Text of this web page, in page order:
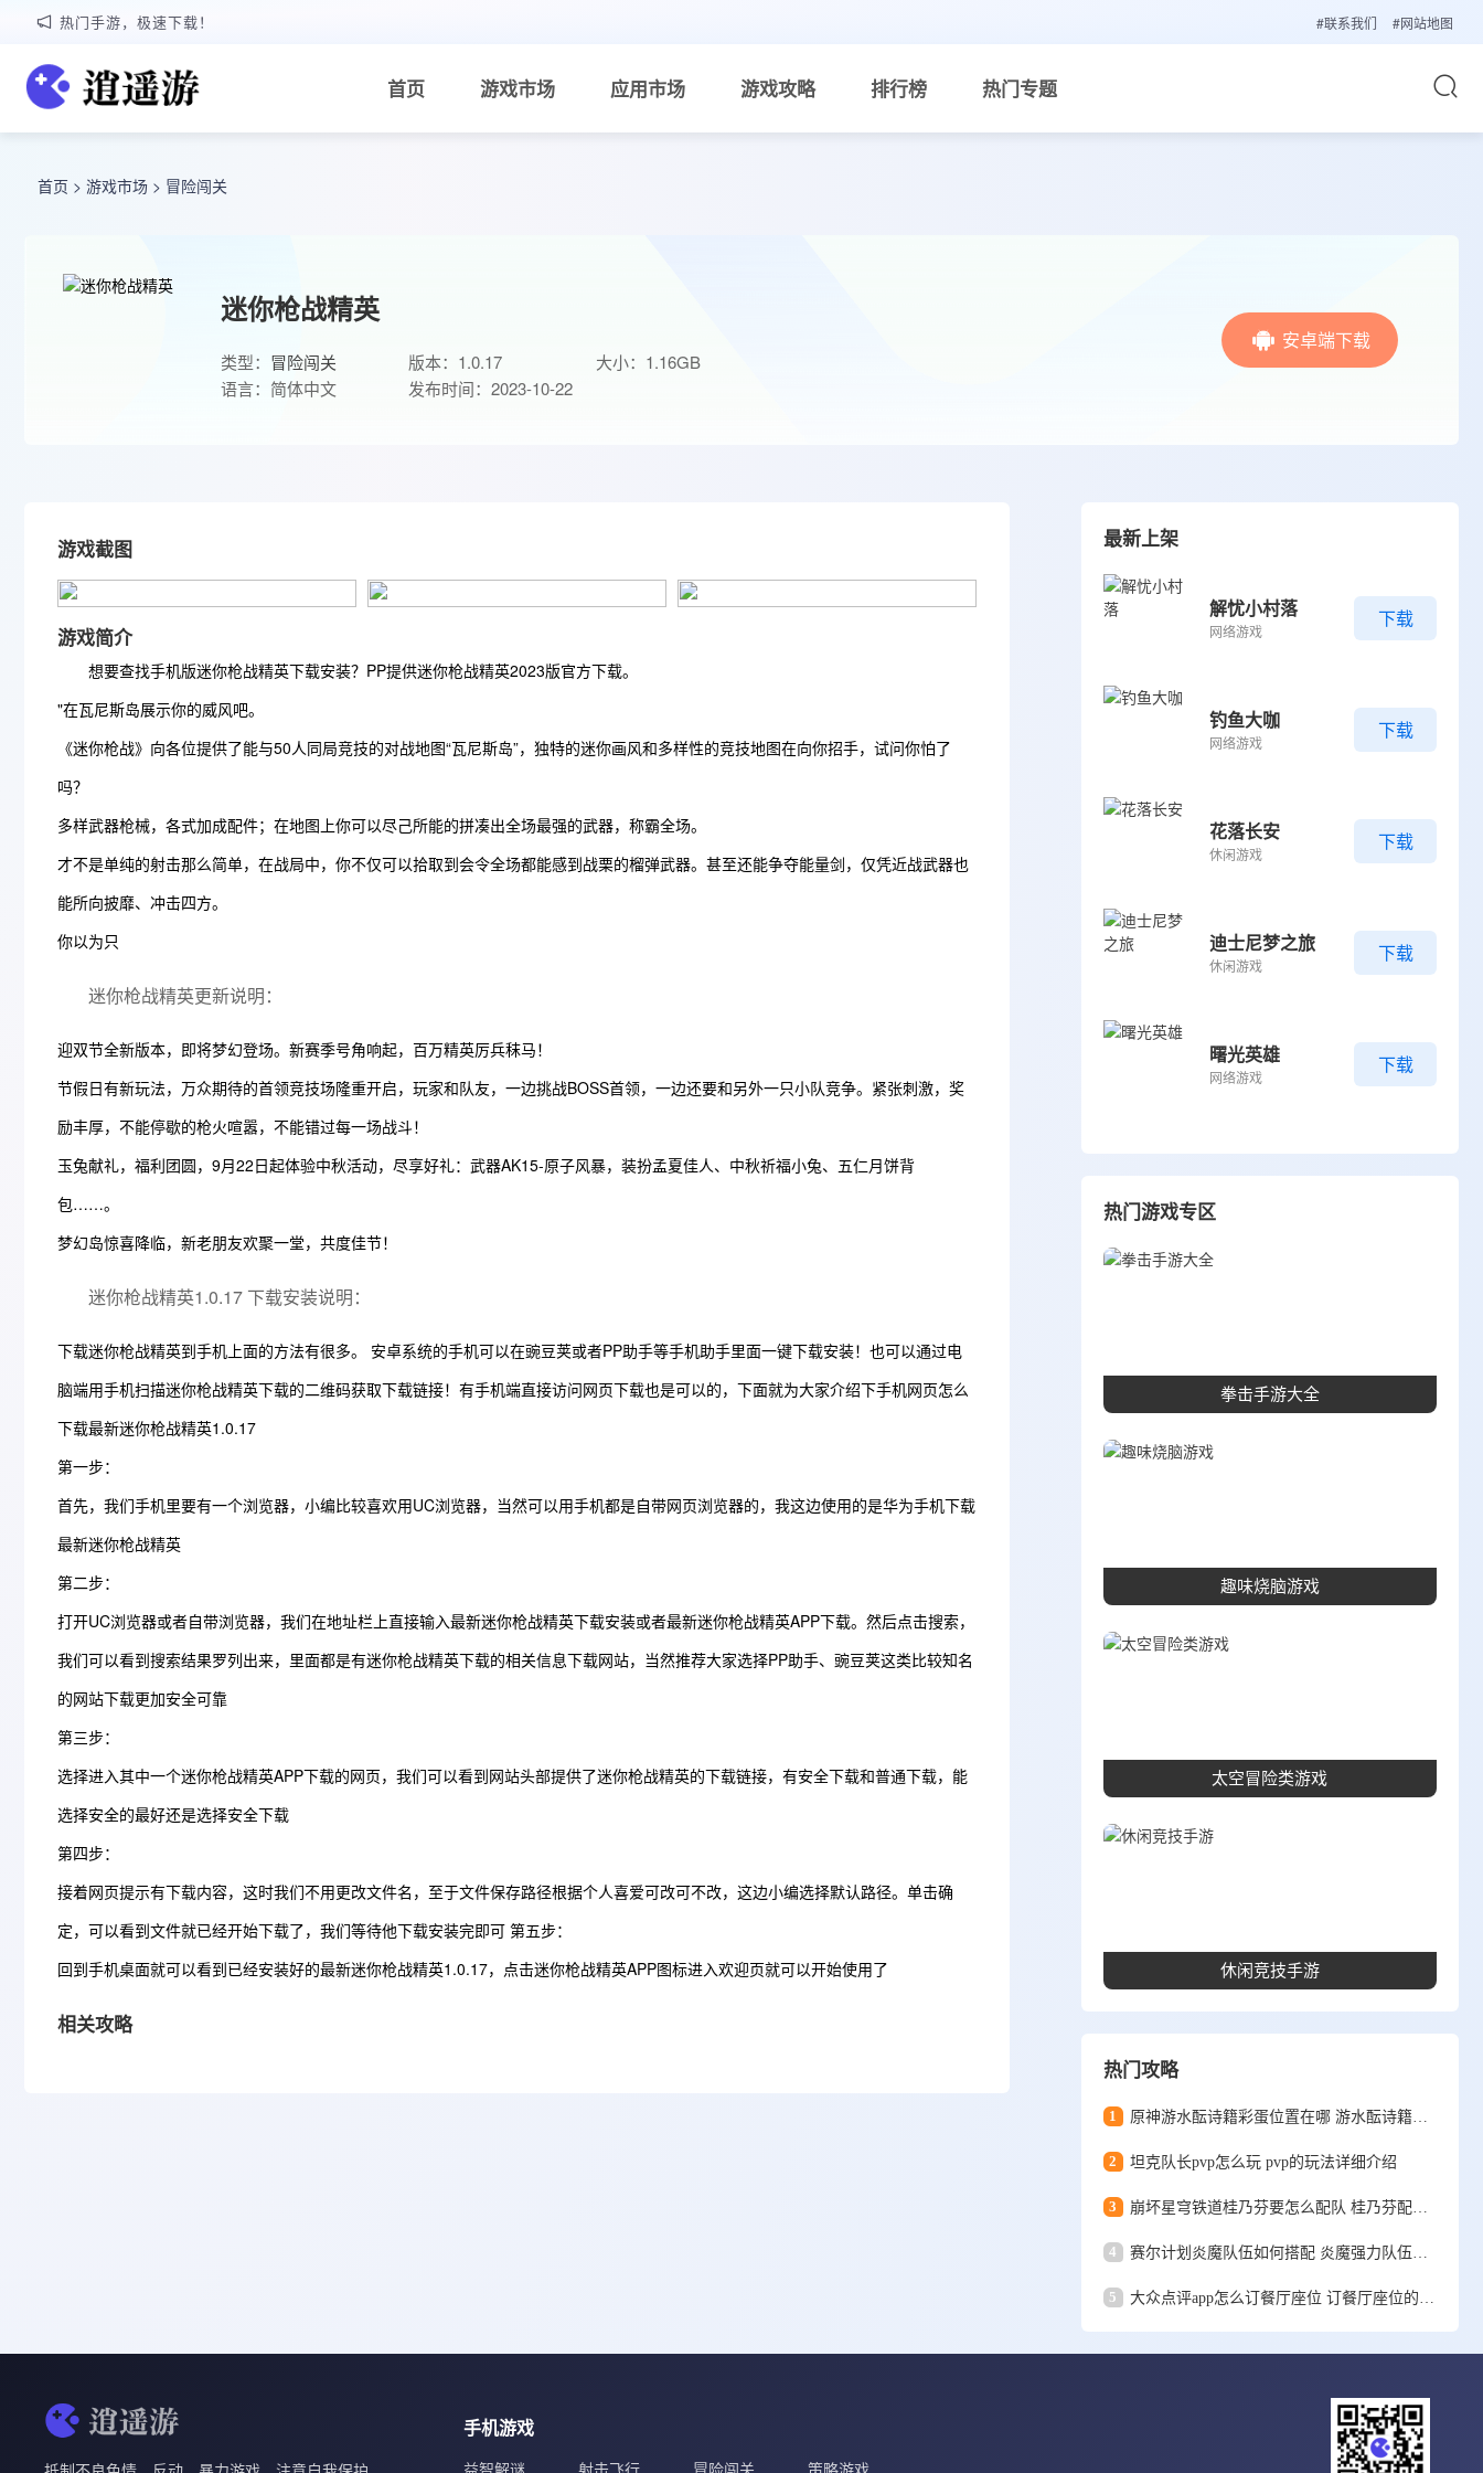
热门手游，极速下载！ #联系我们 #网站地图
首页 游戏市场 应用市场 游戏攻略 排行榜 热门专题
首页 > 游戏市场 > 冒险闯关
迷你枪战精英
类型： 冒险闯关 版本：1.0.17
大小：1.16GB
语言：简体中文
发布时间：2023-10-22
安卓端下载
游戏截图
游戏简介
想要查找手机版迷你枪战精英下载安装？PP提供迷你枪战精英2023版官方下载。
"在瓦尼斯岛展示你的威风吧。
《迷你枪战》向各位提供了能与50人同局竞技的对战地图“瓦尼斯岛”，独特的迷你画风和多样性的竞技地图在向你招手，试问你怕了
吗？
多样武器枪械，各式加成配件；在地图上你可以尽己所能的拼凑出全场最强的武器，称霸全场。
才不是单纯的射击那么简单，在战局中，你不仅可以拾取到会令全场都能感到战栗的榴弹武器。甚至还能争夺能量剑，仅凭近战武器也
能所向披靡、冲击四方。
你以为只
迷你枪战精英更新说明：
迎双节全新版本，即将梦幻登场。新赛季号角响起，百万精英厉兵秣马！
节假日有新玩法，万众期待的首领竞技场隆重开启，玩家和队友，一边挑战BOSS首领，一边还要和另外一只小队竞争。紧张刺激，奖
励丰厚，不能停歇的枪火喧嚣，不能错过每一场战斗！
玉兔献礼，福利团圆，9月22日起体验中秋活动，尽享好礼：武器AK15-原子风暴，装扮孟夏佳人、中秋祈福小兔、五仁月饼背
包……。
梦幻岛惊喜降临，新老朋友欢聚一堂，共度佳节！
迷你枪战精英1.0.17 下载安装说明：
下载迷你枪战精英到手机上面的方法有很多。 安卓系统的手机可以在豌豆荚或者PP助手等手机助手里面一键下载安装！也可以通过电
脑端用手机扫描迷你枪战精英下载的二维码获取下载链接！有手机端直接访问网页下载也是可以的，下面就为大家介绍下手机网页怎么
下载最新迷你枪战精英1.0.17
第一步：
首先，我们手机里要有一个浏览器，小编比较喜欢用UC浏览器，当然可以用手机都是自带网页浏览器的，我这边使用的是华为手机下载
最新迷你枪战精英
第二步：
打开UC浏览器或者自带浏览器，我们在地址栏上直接输入最新迷你枪战精英下载安装或者最新迷你枪战精英APP下载。然后点击搜索，
我们可以看到搜索结果罗列出来，里面都是有迷你枪战精英下载的相关信息下载网站，当然推荐大家选择PP助手、豌豆荚这类比较知名
的网站下载更加安全可靠
第三步：
选择进入其中一个迷你枪战精英APP下载的网页，我们可以看到网站头部提供了迷你枪战精英的下载链接，有安全下载和普通下载，能
选择安全的最好还是选择安全下载
第四步：
接着网页提示有下载内容，这时我们不用更改文件名，至于文件保存路径根据个人喜爱可改可不改，这边小编选择默认路径。单击确
定，可以看到文件就已经开始下载了，我们等待他下载安装完即可 第五步：
回到手机桌面就可以看到已经安装好的最新迷你枪战精英1.0.17，点击迷你枪战精英APP图标进入欢迎页就可以开始使用了
相关攻略
最新上架
解忧小村落
网络游戏
下载
钓鱼大咖
网络游戏
下载
花落长安
休闲游戏
下载
迪士尼梦之旅
休闲游戏
下载
曙光英雄
网络游戏
下载
热门游戏专区
拳击手游大全
趣味烧脑游戏
太空冒险类游戏
休闲竞技手游
热门攻略
1 原神游水酝诗籍彩蛋位置在哪 游水酝诗籍彩蛋位置一览
2 坦克队长pvp怎么玩 pvp的玩法详细介绍
3
4
5
手机游戏
益智解谜 射击飞行 冒险闯关 策略游戏